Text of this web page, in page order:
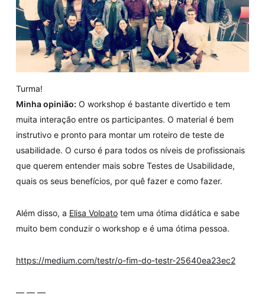
Turma!
Minha opinião: O workshop é bastante divertido e tem
muita interação entre os participantes. O material é bem
instrutivo e pronto para montar um roteiro de teste de
usabilidade. O curso é para todos os níveis de profissionais
que querem entender mais sobre Testes de Usabilidade,
quais os seus benefícios, por quê fazer e como fazer.
Além disso, a Elisa Volpatotem uma ótima didática e sabe
muito bem conduzir o workshop e é uma ótima pessoa.
https://medium.com/testr/o-fim-do-testr-25640ea23ec2
— — —